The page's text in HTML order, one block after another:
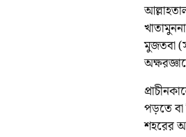
মুজতবা
পড়তে বা
শহরের